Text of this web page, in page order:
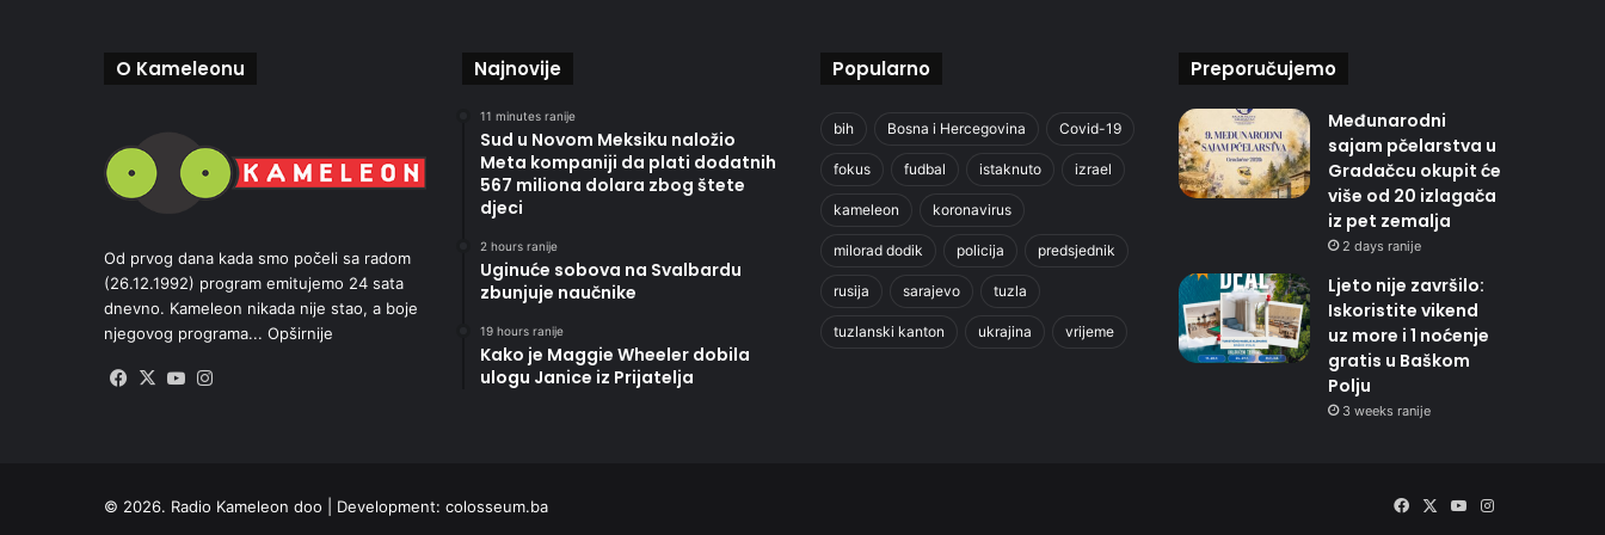
O Kameleonu
Od prvog dana kada smo počeli sa radom
(26.12.1992) program emitujemo 24 sata
dnevno. Kameleon nikada nije stao, a boje
njegovog programa... Opširnije
Facebook
X YouTube
Najnovije
11 minutes ranije
Sud u Novom Meksiku naložio
Meta kompaniji da plati dodatnih
567 miliona dolara zbog štete
djeci
2 hours ranije
Uginuće sobova na Svalbardu
zbunjuje naučnike
19 hours ranije
Kako je Maggie Wheeler dobila
ulogu Janice iz Prijatelja
Popularno
bih Bosna i Hercegovina Covid-19
fokus fudbal istaknuto izrael
kameleon koronavirus
milorad dodik policija predsjednik
rusija sarajevo tuzla
tuzlanski kanton ukrajina vrijeme
Preporučujemo
Međunarodni
sajam pčelarstva u
Gradačcu okupit će
više od 20 izlagača
iz pet zemalja
2 days ranije
Ljeto nije završilo:
Iskoristite vikend
uz more i 1 noćenje
gratis u Baškom
Polju
3 weeks ranije
© 2026. Radio Kameleon doo | Development: colosseum.ba FacebookYouTubeInstagram